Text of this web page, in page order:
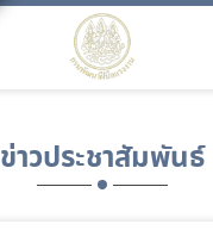
ข่าวประชาสัมพันธ์